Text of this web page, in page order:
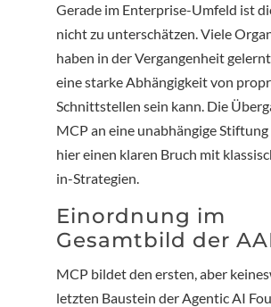
Gerade im Enterprise-Umfeld ist
nicht zu unterschätzen. Viele
haben in der Vergangenheit
eine starke Abhängigkeit von
Schnittstellen sein kann. Die
MCP an eine unabhängige
hier einen klaren Bruch mit
in-Strategien.
Einordnung im
Gesamtbild der
MCP bildet den ersten, aber
letzten Baustein der Agentic AI